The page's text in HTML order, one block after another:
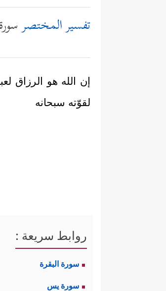
تفسير المختصر
إن الله هو الرزاق
لقوّته سبحانه
روابط سريعة :
سورة البقرة
سورة يس